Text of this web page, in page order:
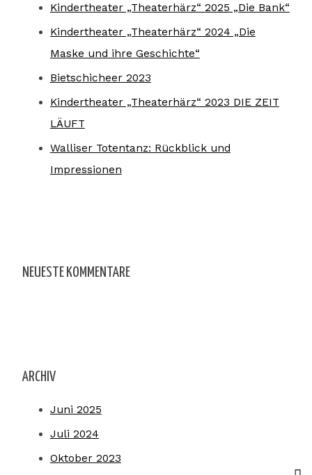
Kindertheater „Theaterhärz“ 2025 „Die Bank“
Kindertheater „Theaterhärz“ 2024 „Die
Maske und ihre Geschichte“
Bietschicheer 2023
Kindertheater „Theaterhärz“ 2023 DIE ZEIT
LÄUFT
Walliser Totentanz: Rückblick und
Impressionen
NEUESTE KOMMENTARE
ARCHIV
Juni 2025
Juli 2024
Oktober 2023